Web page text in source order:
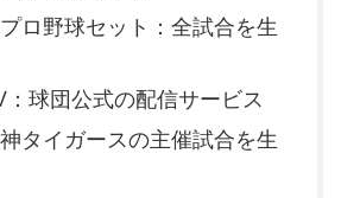
ロ野球セット：全試合を生
球団公式の配信サービス
タイガースの主催試合を生